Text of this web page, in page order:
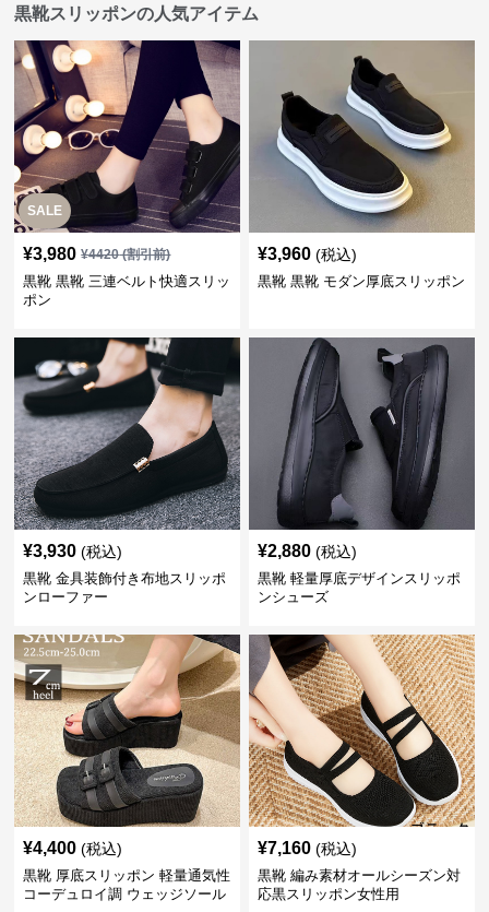
黒靴スリッポンの人気アイテム
SALE
¥3,980 ¥4420(割引前)
黒靴 黒靴 三連ベルト快適スリッ
ポン
¥3,960 (税込)
黒靴 黒靴 モダン厚底スリッポン
¥3,930 (税込)
黒靴 金具装飾付き布地スリッポ
ンローファー
¥2,880 (税込)
黒靴 軽量厚底デザインスリッポ
ンシューズ
¥4,400 (税込)
黒靴 厚底スリッポン 軽量通気性
コーデュロイ調 ウェッジソール
¥7,160 (税込)
黒靴 編み素材オールシーズン対
応黒スリッポン女性用